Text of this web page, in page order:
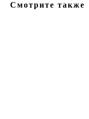
Смотрите также